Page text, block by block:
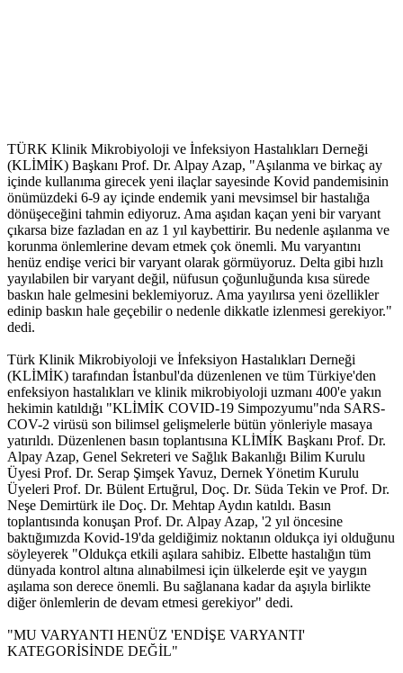
TÜRK Klinik Mikrobiyoloji ve İnfeksiyon Hastalıkları Derneği
(KLİMİK) Başkanı Prof. Dr. Alpay Azap, "Aşılanma ve birkaç ay
içinde kullanıma girecek yeni ilaçlar sayesinde Kovid pandemisinin
önümüzdeki 6-9 ay içinde endemik yani mevsimsel bir hastalığa
dönüşeceğini tahmin ediyoruz. Ama aşıdan kaçan yeni bir varyant
çıkarsa bize fazladan en az 1 yıl kaybettirir. Bu nedenle aşılanma ve
korunma önlemlerine devam etmek çok önemli. Mu varyantını
henüz endişe verici bir varyant olarak görmüyoruz. Delta gibi hızlı
yayılabilen bir varyant değil, nüfusun çoğunluğunda kısa sürede
baskın hale gelmesini beklemiyoruz. Ama yayılırsa yeni özellikler
edinip baskın hale geçebilir o nedenle dikkatle izlenmesi gerekiyor."
dedi.
Türk Klinik Mikrobiyoloji ve İnfeksiyon Hastalıkları Derneği
(KLİMİK) tarafından İstanbul'da düzenlenen ve tüm Türkiye'den
enfeksiyon hastalıkları ve klinik mikrobiyoloji uzmanı 400'e yakın
hekimin katıldığı "KLİMİK COVID-19 Simpozyumu"nda SARS-
COV-2 virüsü son bilimsel gelişmelerle bütün yönleriyle masaya
yatırıldı. Düzenlenen basın toplantısına KLİMİK Başkanı Prof. Dr.
Alpay Azap, Genel Sekreteri ve Sağlık Bakanlığı Bilim Kurulu
Üyesi Prof. Dr. Serap Şimşek Yavuz, Dernek Yönetim Kurulu
Üyeleri Prof. Dr. Bülent Ertuğrul, Doç. Dr. Süda Tekin ve Prof. Dr.
Neşe Demirtürk ile Doç. Dr. Mehtap Aydın katıldı. Basın
toplantısında konuşan Prof. Dr. Alpay Azap, '2 yıl öncesine
baktığımızda Kovid-19'da geldiğimiz noktanın oldukça iyi olduğunu
söyleyerek "Oldukça etkili aşılara sahibiz. Elbette hastalığın tüm
dünyada kontrol altına alınabilmesi için ülkelerde eşit ve yaygın
aşılama son derece önemli. Bu sağlanana kadar da aşıyla birlikte
diğer önlemlerin de devam etmesi gerekiyor" dedi.
"MU VARYANTI HENÜZ 'ENDİŞE VARYANTI'
KATEGORİSİNDE DEĞİL"